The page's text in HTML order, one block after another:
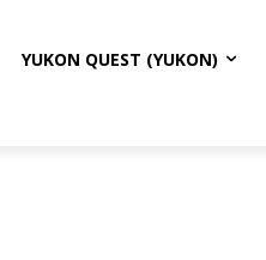
YUKON QUEST (YUKON)